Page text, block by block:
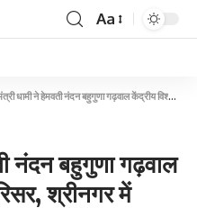
Aa
ने हेमवती नंदन बहुगुणा गढ़वाल केंद्रीय विश्वविद्यालय परिसर, श्रीनगर में आयोजित छात्रसंघ शुभारंभ समारोह में किया प्रतिभाग।
नंदन बहुगुणा गढ़वाल
श्रीनगर में